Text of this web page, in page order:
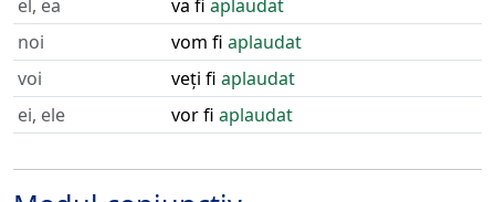
el, ea
va fi aplaudat
noi
vom fi aplaudat
voi
veți fi aplaudat
ei, ele
vor fi aplaudat